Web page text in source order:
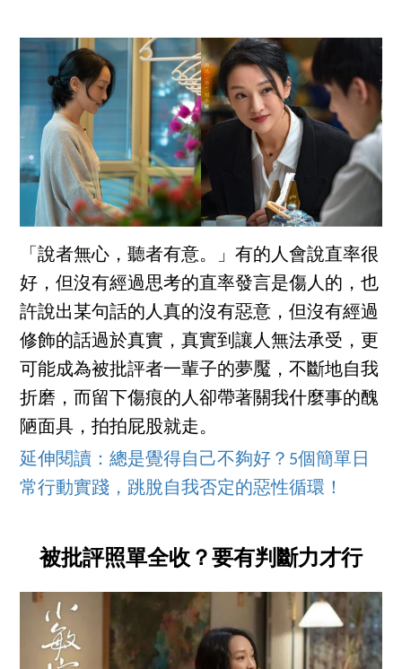
「說者無心，聽者有意。」有的人會說直率很
好，但沒有經過思考的直率發言是傷人的，也
許說出某句話的人真的沒有惡意，但沒有經過
修飾的話過於真實，真實到讓人無法承受，更
可能成為被批評者一輩子的夢魘，不斷地自我
折磨，而留下傷痕的人卻帶著關我什麼事的醜
陋面具，拍拍屁股就走。
延伸閱讀：總是覺得自己不夠好？5個簡單日
常行動實踐，跳脫自我否定的惡性循環！
被批評照單全收？要有判斷力才行